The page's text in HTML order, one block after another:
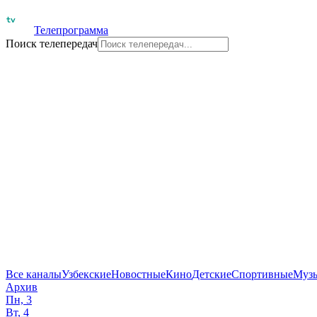
Телепрограмма
Поиск телепередач
Все каналыУзбекскиеНовостныеКиноДетскиеСпортивные
Архив
Пн, 3
Вт, 4